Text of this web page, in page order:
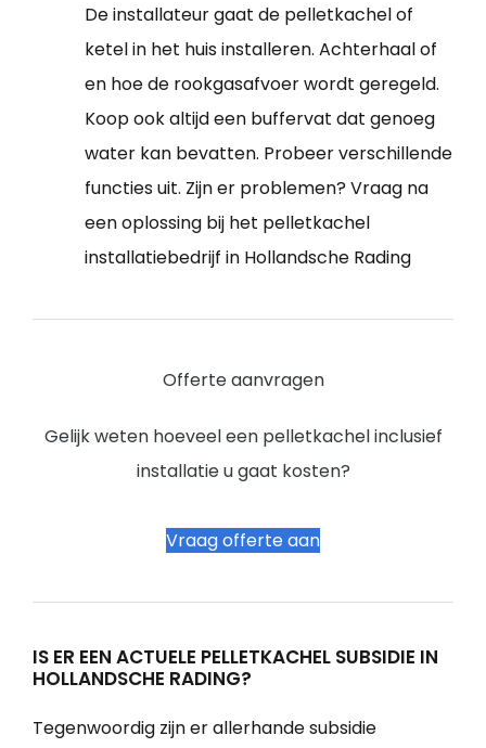
De installateur gaat de pelletkachel of
ketel in het huis installeren. Achterhaal of
en hoe de rookgasafvoer wordt geregeld.
Koop ook altijd een buffervat dat genoeg
water kan bevatten. Probeer verschillende
functies uit. Zijn er problemen? Vraag na
een oplossing bij het pelletkachel
installatiebedrijf in Hollandsche Rading
Offerte aanvragen
Gelijk weten hoeveel een pelletkachel inclusief
installatie u gaat kosten?
Vraag offerte aan
IS ER EEN ACTUELE PELLETKACHEL SUBSIDIE IN
HOLLANDSCHE RADING?
Tegenwoordig zijn er allerhande subsidie